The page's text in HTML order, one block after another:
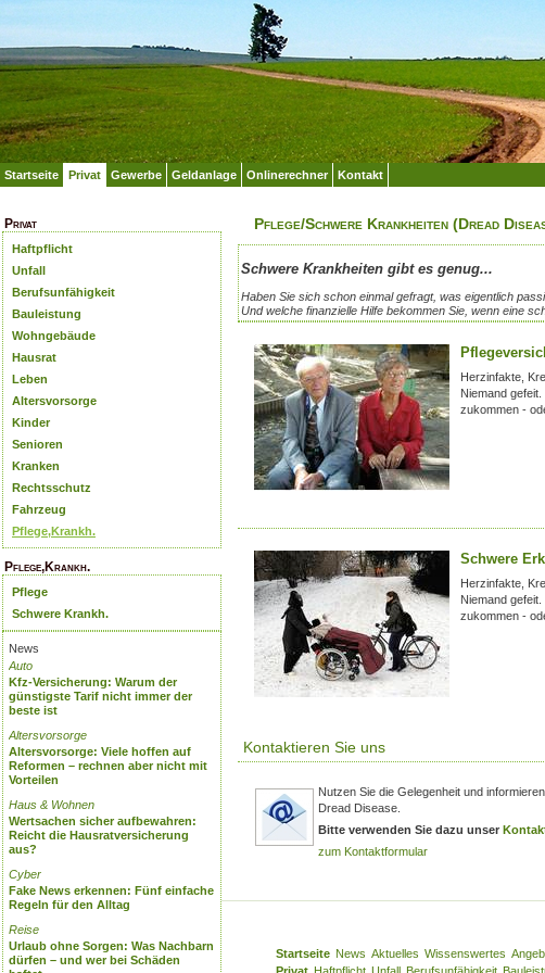
Startseite Privat Gewerbe Geldanlage Onlinerechner Kontakt
Privat
Haftpflicht
Unfall
Berufsunfähigkeit
Bauleistung
Wohngebäude
Hausrat
Leben
Altersvorsorge
Kinder
Senioren
Kranken
Rechtsschutz
Fahrzeug
Pflege,Krankh.
Pflege,Krankh.
Pflege
Schwere Krankh.
News
Auto
Kfz-Versicherung: Warum der
günstigste Tarif nicht immer der
beste ist
Altersvorsorge
Altersvorsorge: Viele hoffen auf
Reformen – rechnen aber nicht mit
Vorteilen
Haus & Wohnen
Wertsachen sicher aufbewahren:
Reicht die Hausratversicherung
aus?
Cyber
Fake News erkennen: Fünf einfache
Regeln für den Alltag
Reise
Urlaub ohne Sorgen: Was Nachbarn
dürfen – und wer bei Schäden
Pflege/Schwere Krankheiten (Dread
Schwere Krankheiten gibt es genug...
Haben Sie sich schon einmal gefragt, was eigentlich
Und welche finanzielle Hilfe bekommen Sie, wenn eine
Herzinfakte,
Niemand
zukommen -
Schwere
Herzinfakte,
Niemand
zukommen -
Kontaktieren Sie uns
Nutzen Sie die Gelegenheit und
Dread Disease.
Bitte verwenden Sie dazu unser
zum Kontaktformular
Startseite News Aktuelles Wissenswertes